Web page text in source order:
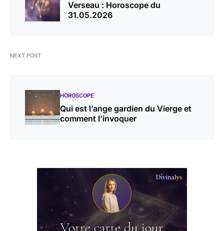
Verseau : Horoscope du
31.05.2026
NEXT POST
HOROSCOPE
Qui est l’ange gardien du Vierge et
comment l’invoquer